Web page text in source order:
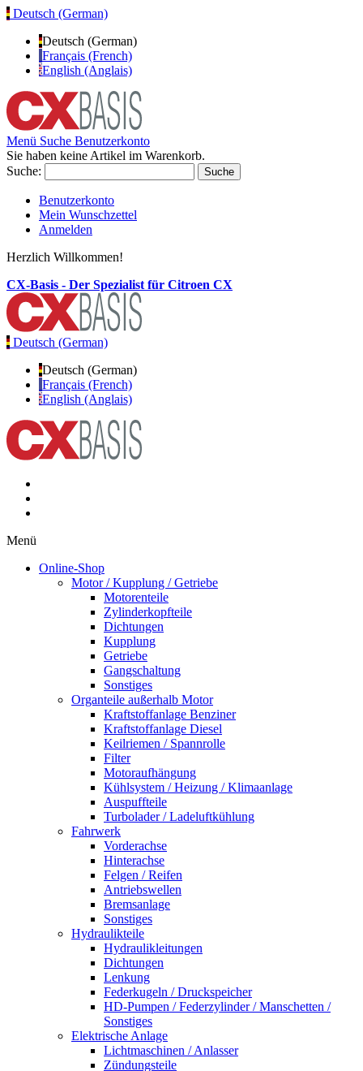
Deutsch (German)
Deutsch (German)
Français (French)
English (Anglais)
Menü Suche Benutzerkonto
Sie haben keine Artikel im Warenkorb.
Suche:
Suche
Benutzerkonto
Mein Wunschzettel
Anmelden
Herzlich Willkommen!
CX-Basis - Der Spezialist für Citroen CX
Deutsch (German)
Deutsch (German)
Français (French)
English (Anglais)
Menü
Online-Shop
Motor / Kupplung / Getriebe
Motorenteile
Zylinderkopfteile
Dichtungen
Kupplung
Getriebe
Gangschaltung
Sonstiges
Organteile außerhalb Motor
Kraftstoffanlage Benziner
Kraftstoffanlage Diesel
Keilriemen / Spannrolle
Filter
Motoraufhängung
Kühlsystem / Heizung / Klimaanlage
Auspuffteile
Turbolader / Ladeluftkühlung
Fahrwerk
Vorderachse
Hinterachse
Felgen / Reifen
Antriebswellen
Bremsanlage
Sonstiges
Hydraulikteile
Hydraulikleitungen
Dichtungen
Lenkung
Federkugeln / Druckspeicher
HD-Pumpen / Federzylinder / Manschetten /
Sonstiges
Elektrische Anlage
Lichtmaschinen / Anlasser
Zündungsteile